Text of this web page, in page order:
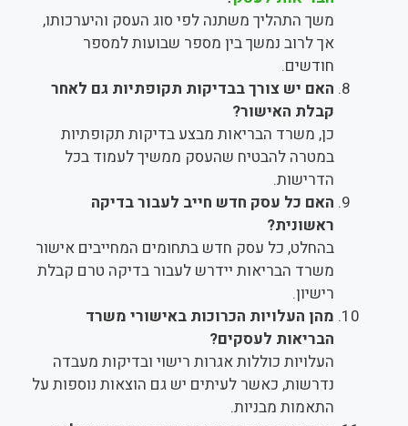
משך התהליך משתנה לפי סוג העסק והיערכותו,
אך לרוב נמשך בין מספר שבועות למספר
חודשים.
האם יש צורך בבדיקות תקופתיות גם לאחר
קבלת האישור?
כן, משרד הבריאות מבצע בדיקות תקופתיות
במטרה להבטיח שהעסק ממשיך לעמוד בכל
הדרישות.
האם כל עסק חדש חייב לעבור בדיקה
ראשונית?
בהחלט, כל עסק חדש בתחומים המחייבים אישור
משרד הבריאות יידרש לעבור בדיקה טרם קבלת
רישיון.
מהן העלויות הכרוכות באישורי משרד
הבריאות לעסקים?
העלויות כוללות אגרות רישוי ובדיקות מעבדה
נדרשות, כאשר לעיתים יש גם הוצאות נוספות על
התאמות מבניות.